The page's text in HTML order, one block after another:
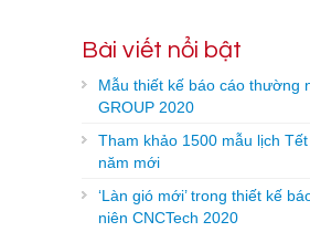
Bài viết nổi bật
Mẫu thiết kế báo cáo thường
GROUP 2020
Tham khảo 1500 mẫu lịch
năm mới
‘Làn gió mới’ trong thiết kế
niên CNCTech 2020